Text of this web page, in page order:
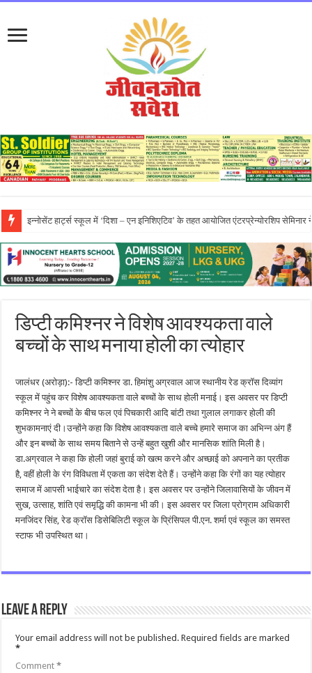
प्रो. (डॉ.) यादविंदर सिंह बराड़ ने आई.के. गुजराल पंजाब टेक्निकल यूनिवर्सिटी के वाइस-
डिप्टी कमिश्नर ने विशेष आवश्यकता वाले
बच्चों के साथ मनाया होली का त्योहार
जालंधर (अरोड़ा):- डिप्टी कमिश्नर डा. हिमांशु अग्रवाल आज स्थानीय रेड क्रॉस दिव्यांग
स्कूल में पहुंच कर विशेष आवश्यकता वाले बच्चों के साथ होली मनाई। इस अवसर पर डिप्टी
कमिश्नर ने ने बच्चों के बीच फल एवं पिचकारी आदि बांटी तथा गुलाल लगाकर होली की
शुभकामनाएं दी।उन्होंने कहा कि विशेष आवश्यकता वाले बच्चे हमारे समाज का अभिन्न अंग हैं
और इन बच्चों के साथ समय बिताने से उन्हें बहुत खुशी और मानसिक शांति मिली है।
डा.अग्रवाल ने कहा कि होली जहां बुराई को खत्म करने और अच्छाई को अपनाने का प्रतीक
है, वहीं होली के रंग विविधता में एकता का संदेश देते हैं। उन्होंने कहा कि रंगों का यह त्योहार
समाज में आपसी भाईचारे का संदेश देता है। इस अवसर पर उन्होंने जिलावासियों के जीवन में
सुख, उत्साह, शांति एवं समृद्धि की कामना भी की। इस अवसर पर जिला प्रोग्राम अधिकारी
मनजिंदर सिंह, रेड क्रॉस डिसेबिलिटी स्कूल के प्रिंसिपल पी.एन. शर्मा एवं स्कूल का समस्त
स्टाफ भी उपस्थित था।
Leave a Reply
Your email address will not be published. Required fields are marked
*
Comment*